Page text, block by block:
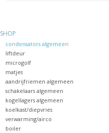
SHOP
condensators algemeen
liftdeur
microgolf
matjes
aandrijfriemen algemeen
schakelaars algemeen
kogellagers algemeen
koelkast/diepvries
verwarming/airco
boiler